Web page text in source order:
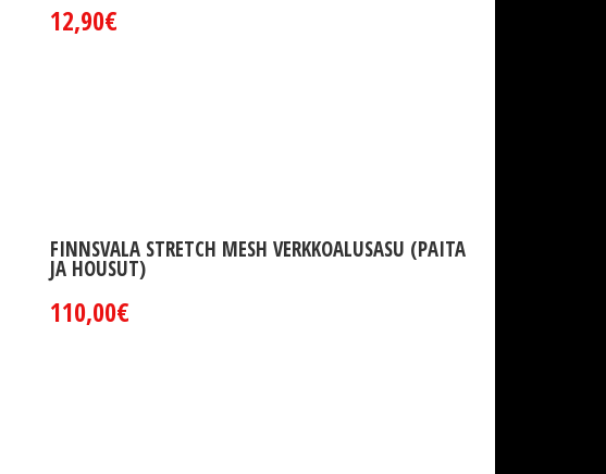
12,90€
FINNSVALA STRETCH MESH VERKKOALUSASU (PAITA
JA HOUSUT)
110,00€